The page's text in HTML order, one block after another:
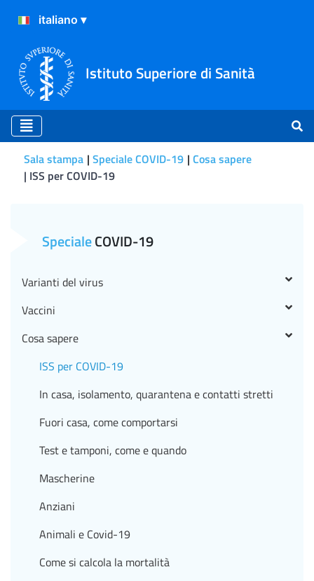
Istituto Superiore di Sanità
Sala stampa Speciale COVID-19 Cosa sapere
ISS per COVID-19
SpecialeCOVID-19
Varianti del virus
Vaccini
Cosa sapere
ISS per COVID-19
In casa, isolamento, quarantena e contatti stretti
Fuori casa, come comportarsi
Test e tamponi, come e quando
Mascherine
Anziani
Animali e Covid-19
Come si calcola la mortalità